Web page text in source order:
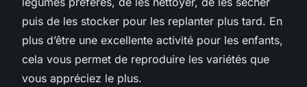
puis de les stocker pour les replanter plus tard. En
plus d’être une excellente activité pour les enfants,
cela vous permet de reproduire les variétés que
vous appréciez le plus.